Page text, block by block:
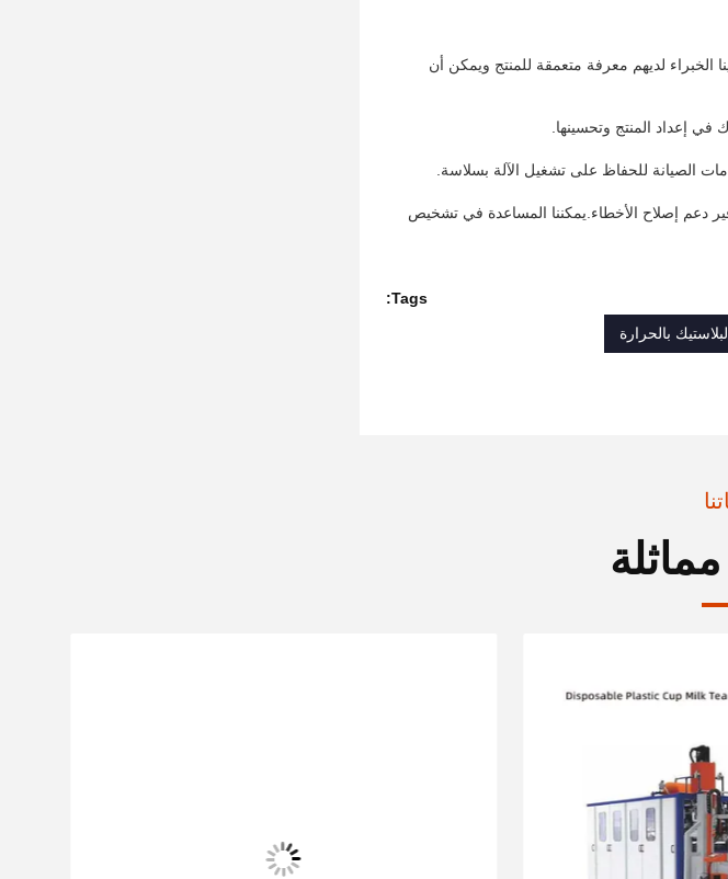
الخبراء لديهم معرفة متعمقة للمنتج ويمكن أن
إعداد المنتج وتحسينها.
الصيانة للحفاظ على تشغيل الآلة بسلاسة.
دعم إصلاح الأخطاء.يمكننا المساعدة في تشخيص
Tags:
بالحرارة